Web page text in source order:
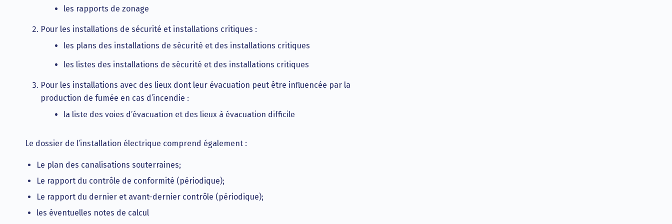
les rapports de zonage
Pour les installations de sécurité et installations critiques :
les plans des installations de sécurité et des installations critiques
les listes des installations de sécurité et des installations critiques
Pour les installations avec des lieux dont leur évacuation peut être influencée par la
production de fumée en cas d’incendie :
la liste des voies d’évacuation et des lieux à évacuation difficile
Le dossier de l’installation électrique comprend également :
Le plan des canalisations souterraines;
Le rapport du contrôle de conformité (périodique);
Le rapport du dernier et avant-dernier contrôle (périodique);
les éventuelles notes de calcul